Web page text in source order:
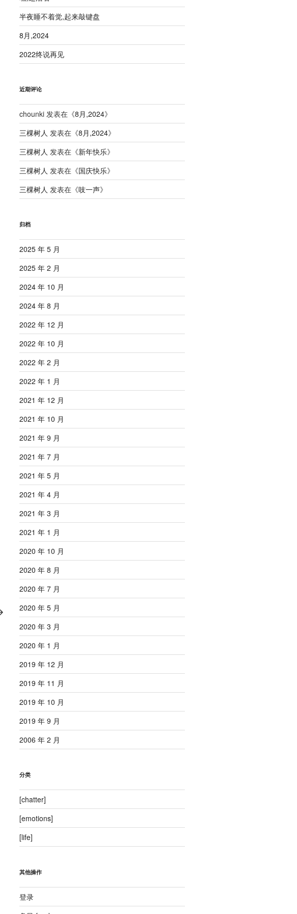
半夜睡不着觉,起来敲键盘
8月,2024
2022终说再见
近期评论
chounki发表在《8月,2024》
三棵树人 发表在《8月,2024》
三棵树人 发表在《新年快乐》
三棵树人 发表在《国庆快乐》
三棵树人 发表在《吱一声》
归档
2025 年 5 月
2025 年 2 月
2024 年 10 月
2024 年 8 月
2022 年 12 月
2022 年 10 月
2022 年 2 月
2022 年 1 月
2021 年 12 月
2021 年 10 月
2021 年 9 月
2021 年 7 月
2021 年 5 月
2021 年 4 月
2021 年 3 月
2021 年 1 月
2020 年 10 月
2020 年 8 月
2020 年 7 月
2020 年 5 月
2020 年 3 月
2020 年 1 月
2019 年 12 月
2019 年 11 月
2019 年 10 月
2019 年 9 月
2006 年 2 月
分类
[chatter]
[emotions]
[life]
其他操作
登录